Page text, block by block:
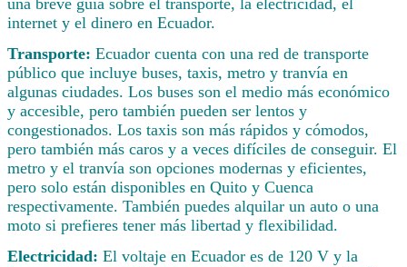
una breve guía sobre el transporte, la electricidad, el
internet y el dinero en Ecuador.
Transporte: Ecuador cuenta con una red de transporte
público que incluye buses, taxis, metro y tranvía en
algunas ciudades. Los buses son el medio más económico
y accesible, pero también pueden ser lentos y
congestionados. Los taxis son más rápidos y cómodos,
pero también más caros y a veces difíciles de conseguir. El
metro y el tranvía son opciones modernas y eficientes,
pero solo están disponibles en Quito y Cuenca
respectivamente. También puedes alquilar un auto o una
moto si prefieres tener más libertad y flexibilidad.
Electricidad: El voltaje en Ecuador es de 120 V y la